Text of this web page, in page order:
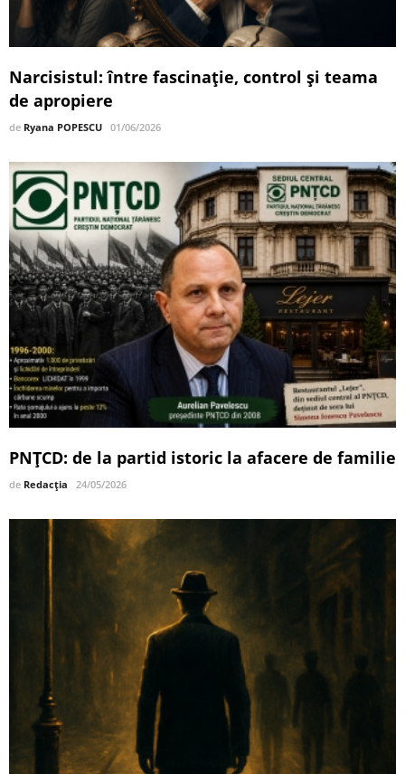
Narcisistul: între fascinație, control și teama
de apropiere
de Ryana POPESCU 01/06/2026
PNȚCD: de la partid istoric la afacere de familie
de Redacția 24/05/2026